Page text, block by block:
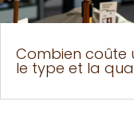
Combien coûte
le type et la